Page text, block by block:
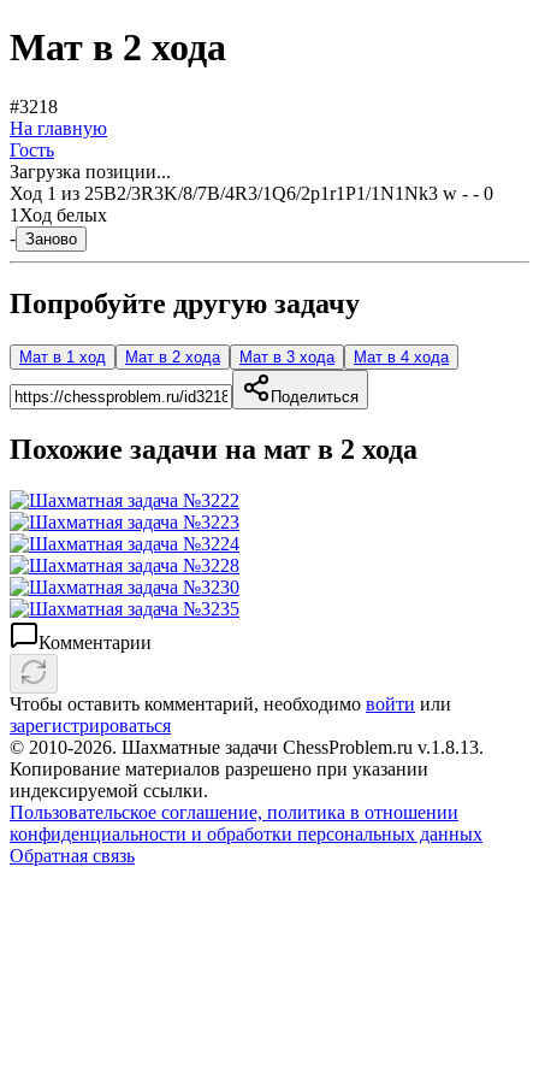
Мат в 2 хода
#3218
На главную
Гость
Загрузка позиции...
Ход 1 из 25B2/3R3K/8/7B/4R3/1Q6/2p1r1P1/1N1Nk3 w - - 0
1 Ход белых
- Заново
Попробуйте другую задачу
Мат в 1 ход Мат в 2 хода Мат в 3 хода Мат в 4 хода
Поделиться
Похожие задачи на мат в 2 хода
Комментарии
Чтобы оставить комментарий, необходимо войти или
зарегистрироваться
© 2010-2026. Шахматные задачи ChessProblem.ru v.1.8.13.
Копирование материалов разрешено при указании
индексируемой ссылки.
Пользовательское соглашение, политика в отношении
конфиденциальности и обработки персональных данных
Обратная связь